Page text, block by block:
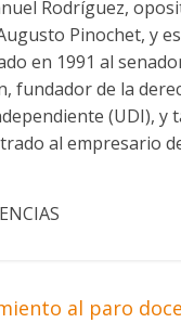
Rodríguez,
Pinochet, y
en 1991 al
fundador de la
(UDI), y
al empresario
al paro